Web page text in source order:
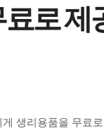
로
생리용품을 무료